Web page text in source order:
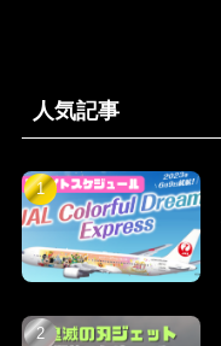
人気記事